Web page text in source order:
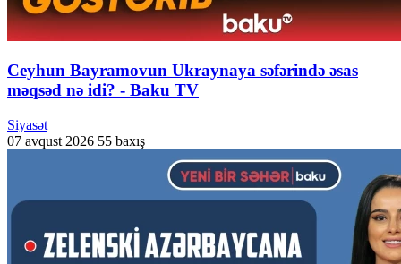
Ceyhun Bayramovun Ukraynaya səfərində əsas
məqsəd nə idi? - Baku TV
Siyasət
07 avqust 2026 55 baxış